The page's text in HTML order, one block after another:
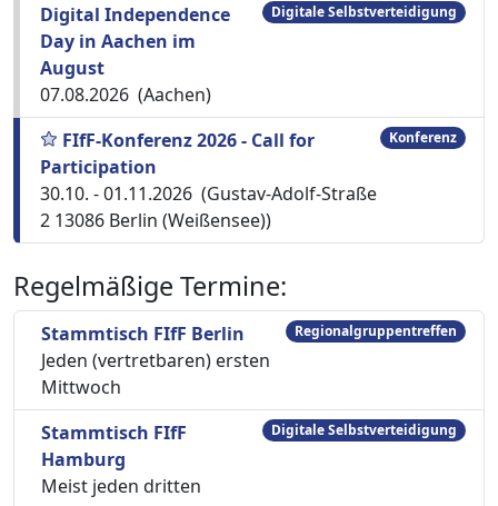
Digital Independence
Day in Aachen im
August
07.08.2026 (Aachen)
Digitale Selbstverteidigung
FIfF-Konferenz 2026 - Call for
Participation
30.10. - 01.11.2026 (Gustav-Adolf-Straße
2 13086 Berlin (Weißensee))
Konferenz
Regelmäßige Termine:
Stammtisch FIfF Berlin
Jeden (vertretbaren) ersten
Mittwoch
Regionalgruppentreffen
Stammtisch FIfF
Hamburg
Meist jeden dritten
Digitale Selbstverteidigung